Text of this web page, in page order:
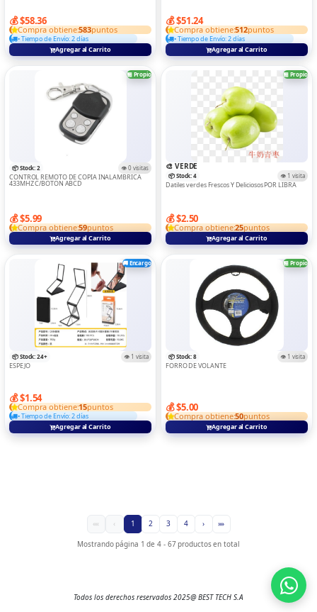
💰 $58.36
Compra obtiene:583puntos
• Tiempo de Envío: 2 días
Agregar al Carrito
💰 $51.24
Compra obtiene:512puntos
• Tiempo de Envío: 2 días
Agregar al Carrito
🏪 Propio
📦 Stock: 2 👁️ 0 visitas
CONTROL REMOTO DE COPIA INALAMBRICA
433MHZ C/BOTON ABCD
💰 $5.99
Compra obtiene:59puntos
Agregar al Carrito
🏪 Propio
🎨 VERDE
📦 Stock: 4 👁️ 1 visita
Datiles verdes Frescos Y Deliciosos POR LIBRA
💰 $2.50
Compra obtiene:25puntos
Agregar al Carrito
🚚 Encargo
📦 Stock: 24+ 👁️ 1 visita
ESPEJO
💰 $1.54
Compra obtiene:15puntos
• Tiempo de Envío: 2 días
Agregar al Carrito
🏪 Propio
📦 Stock: 8 👁️ 1 visita
FORRO DE VOLANTE
💰 $5.00
Compra obtiene:50puntos
Agregar al Carrito
«« ‹ 1 2 3 4 › »»
Mostrando página 1 de 4 - 67 productos en total
Todos los derechos reservados 2025@ BEST TECH S.A